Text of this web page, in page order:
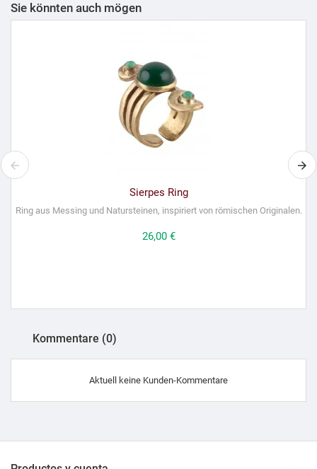
Sie könnten auch mögen
Sierpes Ring
Ring aus Messing und Natursteinen, inspiriert von römischen Originalen.
Preis
26,00 €
Kommentare (0)
Aktuell keine Kunden-Kommentare